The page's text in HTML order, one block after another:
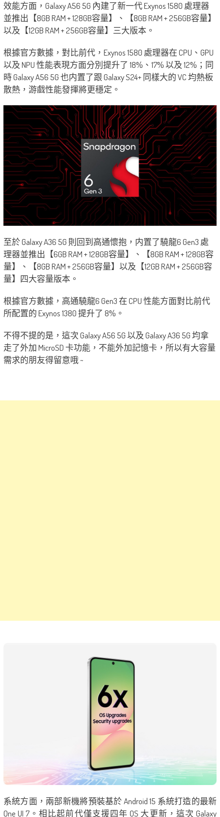
效能方面，Galaxy A56 5G 內建了新一代 Exynos 1580 處理器
並推出【8GB RAM + 128GB容量】、【8GB RAM + 256GB容量】
以及【12GB RAM + 256GB容量】三大版本。
根據官方數據，對比前代，Exynos 1580 處理器在 CPU、GPU
以及 NPU 性能表現方面分別提升了 18%、17% 以及 12%；同
時 Galaxy A56 5G 也内置了跟 Galaxy S24+ 同樣大的 VC 均熱板
散熱，游戲性能發揮將更穩定。
至於 Galaxy A36 5G 則回到高通懷抱，内置了驍龍6 Gen3 處
理器並推出【6GB RAM + 128GB容量】、【8GB RAM + 128GB容
量】、【8GB RAM + 256GB容量】以及【12GB RAM + 256GB容
量】四大容量版本。
根據官方數據，高通驍龍6 Gen3 在 CPU 性能方面對比前代
所配置的 Exynos 1380 提升了 8%。
不得不提的是，這次 Galaxy A56 5G 以及 Galaxy A36 5G 均拿
走了外加 MicroSD 卡功能，不能外加記憶卡，所以有大容量
需求的朋友得留意哦 ~
系統方面，兩部新機將預裝基於 Android 15 系統打造的最新
One UI 7。相比起前代僅支援四年 OS 大更新，這次 Galaxy